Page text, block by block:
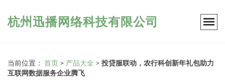
杭州迅播网络科技有限公司
当前位置： 首页 > 产品大全 > 投贷服联动，农行科创新年礼包助力
互联网数据服务企业腾飞